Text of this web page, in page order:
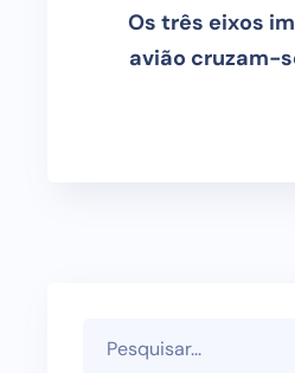
Os três eixos
avião cruzam-